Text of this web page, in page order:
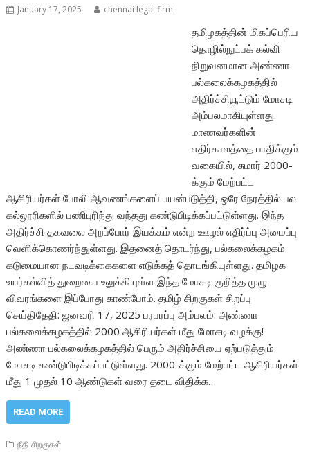
January 17, 2025 chennai legal firm
தமிழகத்தின் மிகப்பெரிய
தொழில்நுட்பக் கல்வி
நிறுவனமான அண்ணா
பல்கலைக்கழகத்தில்
அதிர்ச்சியூட்டும் மோசடி
அம்பலமாகியுள்ளது.
மாணவர்களின்
எதிர்காலத்தை பாதிக்கும்
வகையில், சுமார் 2000-
க்கும் மேற்பட்ட
ஆசிரியர்கள் போலி ஆவணங்களைப் பயன்படுத்தி, ஒரே நேரத்தில் பல
கல்லூரிகளில் பணிபுரிந்து வந்தது கண்டுபிடிக்கப்பட்டுள்ளது. இந்த
அதிர்ச்சி தகவலை அறப்போர் இயக்கம் என்ற ஊழல் எதிர்ப்பு அமைப்பு
வெளிக்கொணர்ந்துள்ளது. இதனைத் தொடர்ந்து, பல்கலைக்கழகம்
கடுமையான நடவடிக்கைகளை எடுக்கத் தொடங்கியுள்ளது. தமிழக
உயர்கல்வித் துறையை உலுக்கியுள்ள இந்த மோசடி குறித்த முழு
விவரங்களை இப்போது காண்போம். தமிழ் சிறகுகள் சிறப்பு
செய்திதேதி: ஜனவரி 17, 2025 பரபரப்பு அம்பலம்: அண்ணா
பல்கலைக்கழகத்தில் 2000 ஆசிரியர்கள் மீது மோசடி வழக்கு!
அண்ணா பல்கலைக்கழகத்தில் பெரும் அதிர்ச்சியை ஏற்படுத்தும்
மோசடி கண்டுபிடிக்கப்பட்டுள்ளது. 2000-க்கும் மேற்பட்ட ஆசிரியர்கள்
மீது 1 முதல் 10 ஆண்டுகள் வரை தடை விதிக்க…
READ MORE
நீதி சிறகுகள்